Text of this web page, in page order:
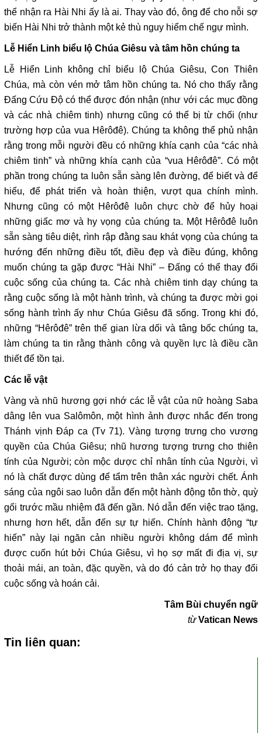
thể nhận ra Hài Nhi ấy là ai. Thay vào đó, ông để cho nỗi sợ
biến Hài Nhi trở thành một kẻ thù nguy hiểm chế ngự mình.
Lễ Hiển Linh biểu lộ Chúa Giêsu và tâm hồn chúng ta
Lễ Hiển Linh không chỉ biểu lộ Chúa Giêsu, Con Thiên
Chúa, mà còn vén mở tâm hồn chúng ta. Nó cho thấy rằng
Đấng Cứu Độ có thể được đón nhận (như với các mục đồng
và các nhà chiêm tinh) nhưng cũng có thể bị từ chối (như
trường hợp của vua Hêrôđê). Chúng ta không thể phủ nhận
rằng trong mỗi người đều có những khía cạnh của “các nhà
chiêm tinh” và những khía cạnh của “vua Hêrôđê”. Có một
phần trong chúng ta luôn sẵn sàng lên đường, để biết và để
hiểu, để phát triển và hoàn thiện, vượt qua chính mình.
Nhưng cũng có một Hêrôđê luôn chực chờ để hủy hoại
những giấc mơ và hy vọng của chúng ta. Một Hêrôđê luôn
sẵn sàng tiêu diệt, rình rập đằng sau khát vọng của chúng ta
hướng đến những điều tốt, điều đẹp và điều đúng, không
muốn chúng ta gặp được “Hài Nhi” – Đấng có thể thay đổi
cuộc sống của chúng ta. Các nhà chiêm tinh dạy chúng ta
rằng cuộc sống là một hành trình, và chúng ta được mời gọi
sống hành trình ấy như Chúa Giêsu đã sống. Trong khi đó,
những “Hêrôđê” trên thế gian lừa dối và tâng bốc chúng ta,
làm chúng ta tin rằng thành công và quyền lực là điều cần
thiết để tồn tại.
Các lễ vật
Vàng và nhũ hương gợi nhớ các lễ vật của nữ hoàng Saba
dâng lên vua Salômôn, một hình ảnh được nhắc đến trong
Thánh vịnh Đáp ca (Tv 71). Vàng tượng trưng cho vương
quyền của Chúa Giêsu; nhũ hương tượng trưng cho thiên
tính của Người; còn mộc dược chỉ nhân tính của Người, vì
nó là chất được dùng để tẩm trên thân xác người chết. Ánh
sáng của ngôi sao luôn dẫn đến một hành động tôn thờ, quỳ
gối trước mầu nhiệm đã đến gần. Nó dẫn đến việc trao tặng,
nhưng hơn hết, dẫn đến sự tự hiến. Chính hành động “tự
hiến” này lại ngăn cản nhiều người không dám để mình
được cuốn hút bởi Chúa Giêsu, vì họ sợ mất đi địa vị, sự
thoải mái, an toàn, đặc quyền, và do đó cản trở họ thay đổi
cuộc sống và hoán cải.
Tâm Bùi chuyển ngữ
từ Vatican News
Tin liên quan: